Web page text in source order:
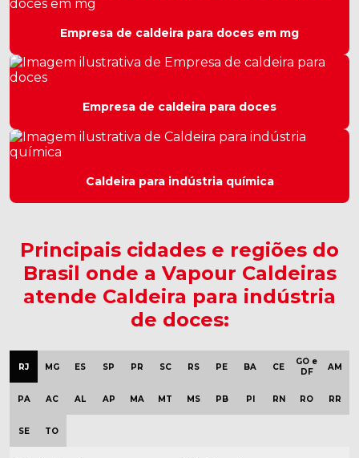
Caldeira industrial flamotubular
Caldeira industrial a gás
Caldeira industrial preço
Caldeira industrial usada
Caldeira industrial valor
Caldeira para laticínio
Caldeira mista
Caldeira reformada
Caldeira usada a venda
Caldeira a vapor elétrica
Empresa de caldeira para doces em mg
Empresa de caldeira para doces
Caldeira para indústria química
Principais cidades e regiões do
Brasil onde a Vapour Caldeiras
atende Caldeira para indústria
de doces:
RJ MG ES SP PR SC RS PE BA CE
GO e
DF
AM
PA AC AL AP MA MT MS PB PI RN RO RR
SE TO